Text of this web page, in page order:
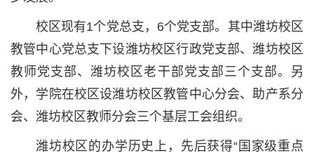
校区现有1个党总支，6个党支部。其中潍坊校区
教管中心党总支下设潍坊校区行政党支部、潍坊校区
教师党支部、潍坊校区老干部党支部三个支部。另
外，学院在校区设潍坊校区教管中心分会、助产系分
会、潍坊校区教师分会三个基层工会组织。
潍坊校区的办学历史上，先后获得“国家级重点